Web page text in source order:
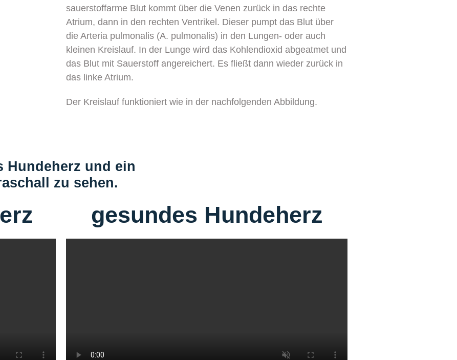
sauerstoffarme Blut kommt über die Venen zurück in das rechte
Atrium, dann in den rechten Ventrikel. Dieser pumpt das Blut über
die Arteria pulmonalis (A. pulmonalis) in den Lungen- oder auch
kleinen Kreislauf. In der Lunge wird das Kohlendioxid abgeatmet und
das Blut mit Sauerstoff angereichert. Es fließt dann wieder zurück in
das linke Atrium.
Der Kreislauf funktioniert wie in der nachfolgenden Abbildung.
Hundeherz und ein
zu sehen.
gesundes Hundeherz